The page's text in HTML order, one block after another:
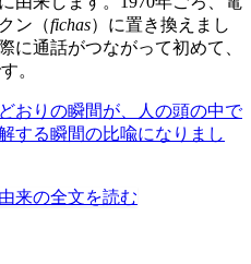
ン（fichas）に置き換えまし
に通話がつながって初めて、
。
おりの瞬間が、人の頭の中で
する瞬間の比喩になりまし
来の全文を読む